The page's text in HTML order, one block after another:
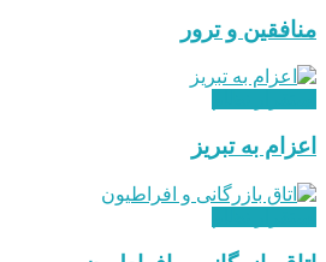
منافقین و ترور
اعزام به تبریز